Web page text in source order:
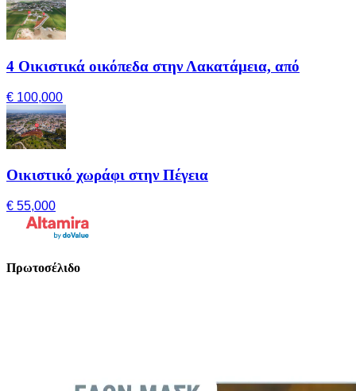
4 Οικιστικά οικόπεδα στην Λακατάμεια, από
€ 100,000
Οικιστικό χωράφι στην Πέγεια
€ 55,000
Πρωτοσέλιδο